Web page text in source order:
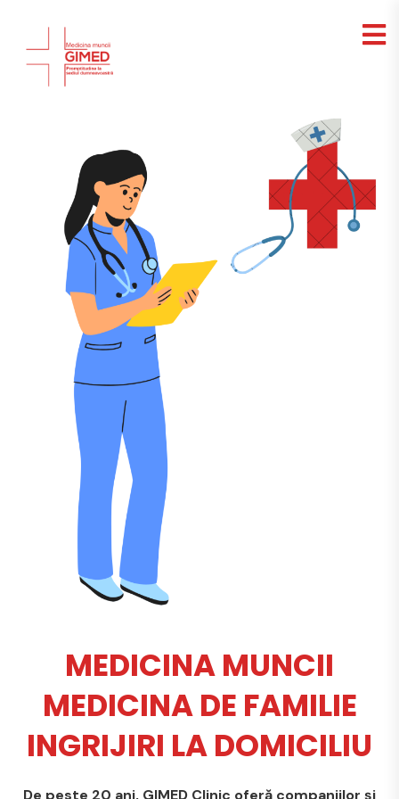
MEDICINA MUNCII
MEDICINA DE FAMILIE
INGRIJIRI LA DOMICILIU
De peste 20 ani, GIMED Clinic oferă companiilor și